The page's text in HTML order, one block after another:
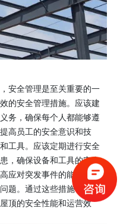
安全管理是至关重要的一
的安全管理措施。应该建
务，确保每个人都能够遵
高员工的安全意识和技
工具。应该定期进行安全
，确保设备和工具的安全
应对突发事件的能力，确
题。通过这些措施，可以
顶的安全性能和运营效